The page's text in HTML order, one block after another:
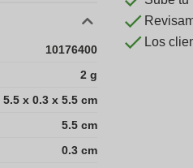
10176400
2 g
5.5 x 0.3 x 5.5 cm
5.5 cm
0.3 cm
Los